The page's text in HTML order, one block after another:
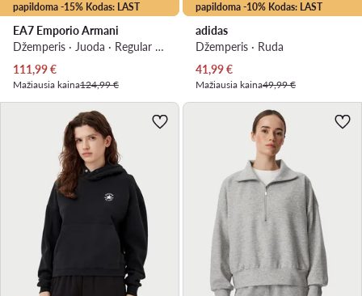
papildoma -15% Kodas: LAST
EA7 Emporio Armani
Džemperis · Juoda · Regular Fit
Dabartinė kaina
111,99€
Mažiausia kaina124,99 €
papildoma -10% Kodas: LAST
adidas
Džemperis · Ruda
Dabartinė kaina
41,99€
Mažiausia kaina49,99 €